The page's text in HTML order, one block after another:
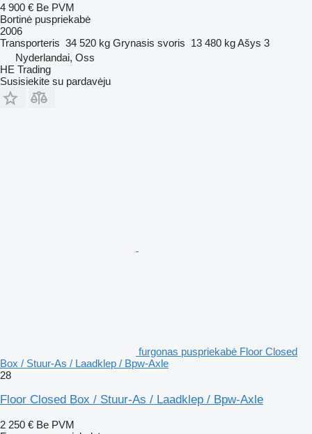
4 900 € Be PVM
Bortinė puspriekabė
2006
Transporteris 34 520 kg Grynasis svoris 13 480 kgAšys 3
Nyderlandai, Oss
HE Trading
Susisiekite su pardavėju
furgonas puspriekabė Floor Closed
Box / Stuur-As / Laadklep / Bpw-Axle
28
Floor Closed Box / Stuur-As / Laadklep / Bpw-Axle
2 250 € Be PVM